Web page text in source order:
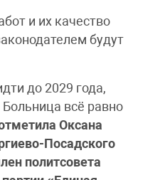
и их качество
будут
до 2029 года,
всё равно
Оксана
Посадского
политсовета